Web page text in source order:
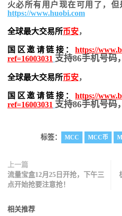
火必所有用户现在可用了，
https://www.huobi.com
全球最大交易所币安，
国区邀请链接： https://
ref=16003031 支持86手机号码
全球最大交易所币安，
国区邀请链接： https://
ref=16003031 支持86手机号码
标签： MCC MCC币
上一篇
流量宝盒12月25日开抢，下午三
点开始抢要注意抢！
相关推荐